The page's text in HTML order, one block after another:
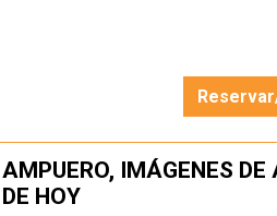
AMPUERO, IMÁGENES DE
DE HOY